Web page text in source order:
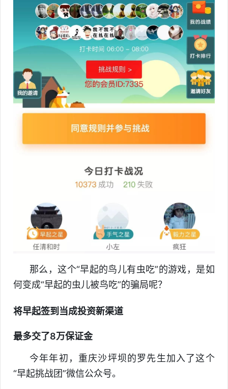
那么，这个“早起的鸟儿有虫吃”的游戏，是如
何变成“早起的虫儿被鸟吃”的骗局呢？
将早起签到当成投资新渠道
最多交了8万保证金
今年年初，重庆沙坪坝的罗先生加入了这个
“早起挑战团”微信公众号。